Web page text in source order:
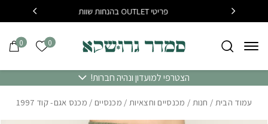
Skip to Content פריטי OUTLET בהנחות שוות
0 הרשימה
0
הצטרפי למועדון ונהיה חברות!
עמוד הבית / חנות / מכנסיים וחצאיות/ מכנסיים / מכנס אגם- קוד 1997
בחזרה למעלה